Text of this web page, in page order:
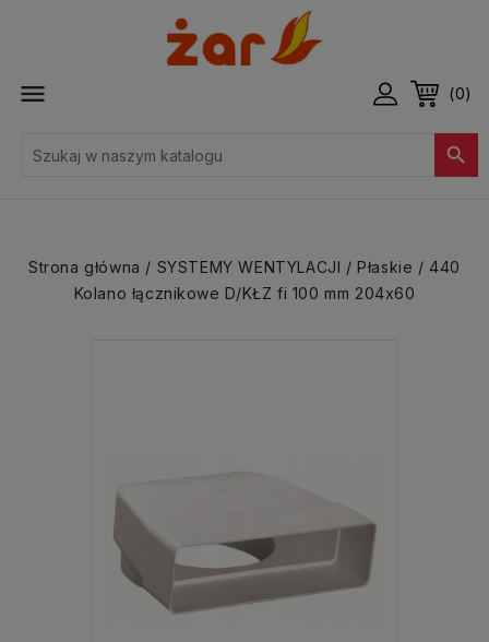
 (0)

Strona główna SYSTEMY WENTYLACJI Płaskie
440
Kolano łącznikowe D/KŁZ fi 100 mm 204x60